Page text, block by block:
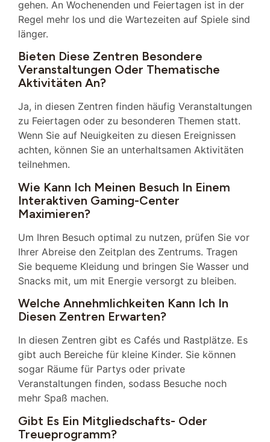
gehen. An Wochenenden und Feiertagen ist in der
Regel mehr los und die Wartezeiten auf Spiele sind
länger.
Bieten Diese Zentren Besondere
Veranstaltungen Oder Thematische
Aktivitäten An?
Ja, in diesen Zentren finden häufig Veranstaltungen
zu Feiertagen oder zu besonderen Themen statt.
Wenn Sie auf Neuigkeiten zu diesen Ereignissen
achten, können Sie an unterhaltsamen Aktivitäten
teilnehmen.
Wie Kann Ich Meinen Besuch In Einem
Interaktiven Gaming-Center
Maximieren?
Um Ihren Besuch optimal zu nutzen, prüfen Sie vor
Ihrer Abreise den Zeitplan des Zentrums. Tragen
Sie bequeme Kleidung und bringen Sie Wasser und
Snacks mit, um mit Energie versorgt zu bleiben.
Welche Annehmlichkeiten Kann Ich In
Diesen Zentren Erwarten?
In diesen Zentren gibt es Cafés und Rastplätze. Es
gibt auch Bereiche für kleine Kinder. Sie können
sogar Räume für Partys oder private
Veranstaltungen finden, sodass Besuche noch
mehr Spaß machen.
Gibt Es Ein Mitgliedschafts- Oder
Treueprogramm?